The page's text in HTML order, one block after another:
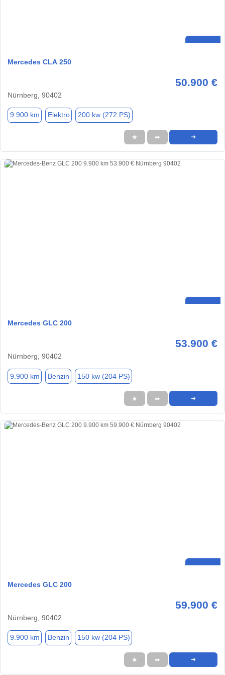
Mercedes CLA 250
50.900 €
Nürnberg, 90402
9.900 km Elektro 200 kw (272 PS)
★ ➦ ➜
Mercedes GLC 200
53.900 €
Nürnberg, 90402
9.900 km Benzin 150 kw (204 PS)
★ ➦ ➜
Mercedes GLC 200
59.900 €
Nürnberg, 90402
9.900 km Benzin 150 kw (204 PS)
★ ➦ ➜